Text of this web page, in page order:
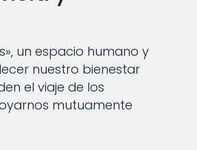
un espacio humano y
nuestro bienestar
el viaje de los
mutuamente